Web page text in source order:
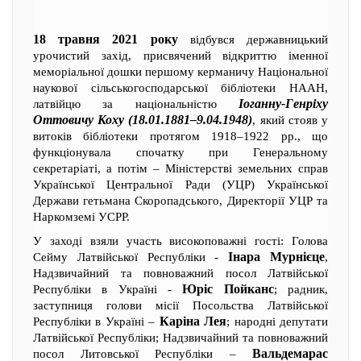
18 травня 2021 рокувідбувся державницький
урочистий захід, присвячений відкриттю іменної
меморіальної дошки першому керманичу Національної
наукової сільськогосподарської бібліотеки НААН,
латвійцю за національністю Іоганну-Генріху
Оттовичу Коху (18.01.1881–9.04.1948), який стояв у
витоків бібліотеки протягом 1918–1922 рр., що
функціонувала спочатку при Генеральному
секретаріаті, а потім – Міністерстві земельних справ
Української Центральної Ради (УЦР) Української
Держави гетьмана Скоропадського, Директорії УЦР та
Наркомземі УСРР.
У заході взяли участь високоповажні гості: Голова
Сейму Латвійської Республіки -Інара Мурнієце,
Надзвичайний та повноважний посол Латвійської
Республіки в Україні -Юріс Пойканс; радник,
заступниця голови місії Посольства Латвійської
Республіки в Україні – Каріна Лея; народні депутати
Латвійської Республіки; Надзвичайний та повноважний
посол Литовської Республіки – Вальдемарас